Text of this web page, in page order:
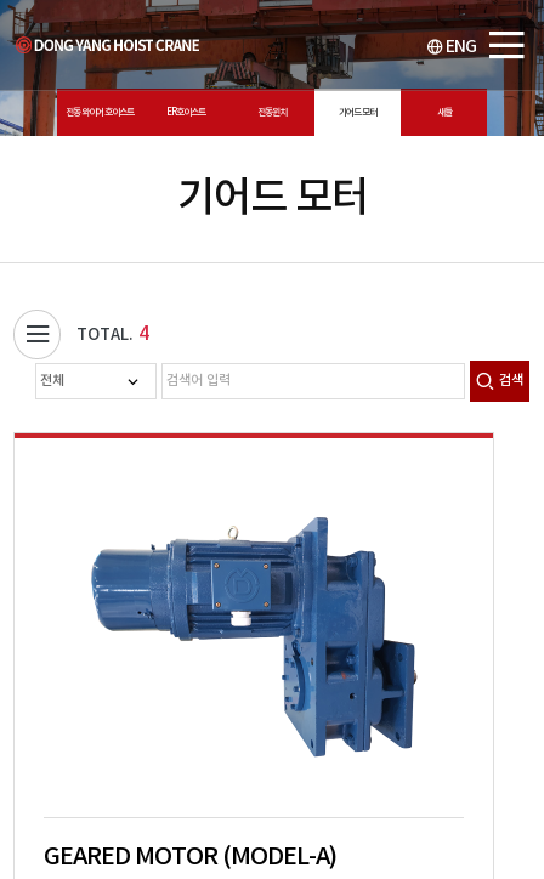
ENG
전동 와이어 호이스트 ER호이스트 전동윈치 기어드 모터 새들
기어드 모터
TOTAL. 4
검색
GEARED MOTOR (MODEL-A)